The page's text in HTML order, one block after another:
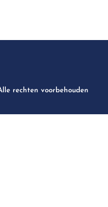
rechten voorbehouden